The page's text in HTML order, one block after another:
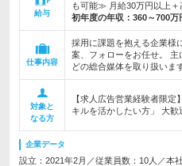
給与
も可能≫ 月給30万円以上＋
初年度の年収： 360～700万
仕事内容
採用に課題を抱える企業様
案、フォローをお任せ。
どの総合媒体を取り扱いま
対象と
なる方
【求人広告営業経験者限
キルを活かしたい方」 大歓
企業データ
設立：2021年2月／従業員数：10人／本